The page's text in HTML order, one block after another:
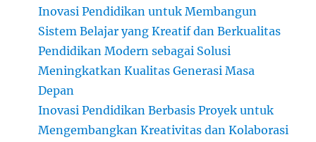
Inovasi Pendidikan untuk Membangun
Sistem Belajar yang Kreatif dan Berkualitas
Pendidikan Modern sebagai Solusi
Meningkatkan Kualitas Generasi Masa
Depan
Inovasi Pendidikan Berbasis Proyek untuk
Mengembangkan Kreativitas dan Kolaborasi